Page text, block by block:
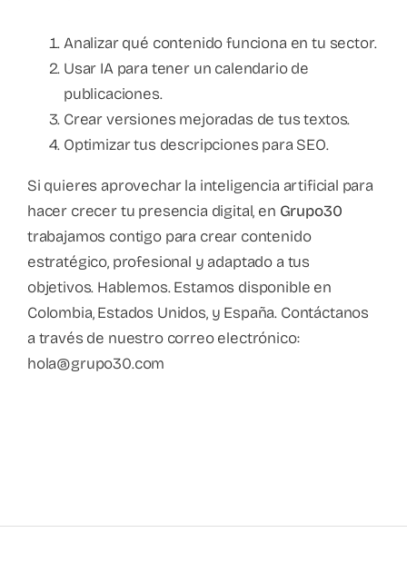
Analizar qué contenido funciona en tu sector.
Usar IA para tener un calendario de
publicaciones.
Crear versiones mejoradas de tus textos.
Optimizar tus descripciones para SEO.
Si quieres aprovechar la inteligencia artificial para
hacer crecer tu presencia digital, en Grupo30
trabajamos contigo para crear contenido
estratégico, profesional y adaptado a tus
objetivos. Hablemos. Estamos disponible en
Colombia, Estados Unidos, y España. Contáctanos
a través de nuestro correo electrónico:
hola@grupo30.com